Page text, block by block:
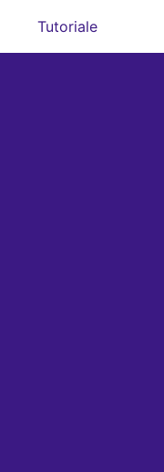
Tutoriale